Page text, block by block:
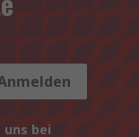
uns bei